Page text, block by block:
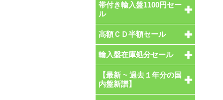
帯付き輸入盤1100円セー
ル
高額ＣＤ半額セール
輸入盤在庫処分セール
【最新 ~ 過去１年分の国
内盤新譜】